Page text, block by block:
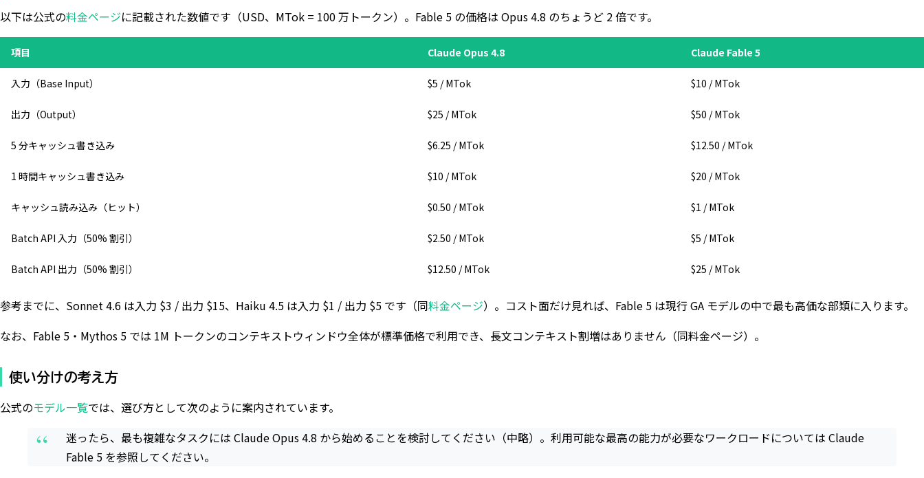
以下は公式の料金ページに記載された数値です（USD、MTok = 100 万トークン）。Fable 5 の価格は Opus 4.8 のちょうど 2 倍です。
項目 Claude Opus 4.8 Claude Fable 5
入力（Base Input） $5 / MTok $10 / MTok
出力（Output） $25 / MTok $50 / MTok
5 分キャッシュ書き込み $6.25 / MTok $12.50 / MTok
1 時間キャッシュ書き込み $10 / MTok $20 / MTok
キャッシュ読み込み（ヒット） $0.50 / MTok $1 / MTok
Batch API 入力（50% 割引） $2.50 / MTok $5 / MTok
Batch API 出力（50% 割引） $12.50 / MTok $25 / MTok
参考までに、Sonnet 4.6 は入力 $3 / 出力 $15、Haiku 4.5 は入力 $1 / 出力 $5 です（同料金ページ）。コスト面だけ見れば、Fable 5 は現行 GA モデルの中で最も高価な部類に入ります。
なお、Fable 5・Mythos 5 では 1M トークンのコンテキストウィンドウ全体が標準価格で利用でき、長文コンテキスト割増はありません（同料金ページ）。
使い分けの考え方
公式のモデル一覧では、選び方として次のように案内されています。
“
迷ったら、最も複雑なタスクには Claude Opus 4.8 から始めることを検討してください（中略）。利用可能な最高の能力が必要なワークロードについては Claude
Fable 5 を参照してください。